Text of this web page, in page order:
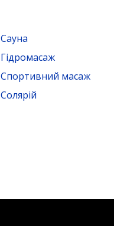
Сауна
Гідромасаж
Спортивний масаж
Солярій